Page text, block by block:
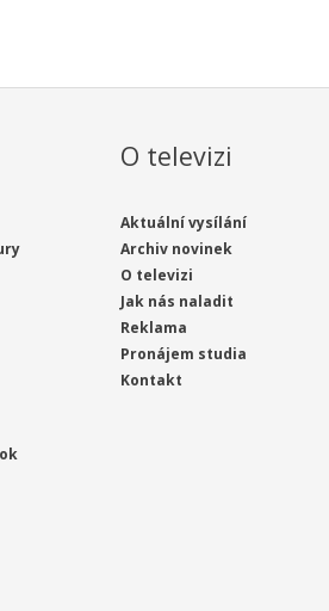
O televizi
Aktuální vysílání
Archiv novinek
O televizi
Jak nás naladit
Reklama
Pronájem studia
Kontakt